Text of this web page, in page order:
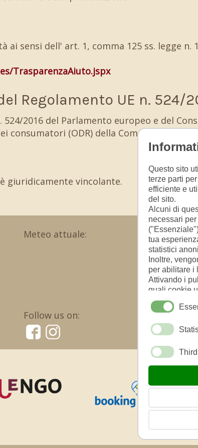
Questo sito
terze parti
efficiente e
del sito.
Alcuni di
necessari
tua
statistici
Inoltre,
per abilitare i
Attivando i
quali cookie
Cliccando su
selezione" o
Il tuo
sensi dell' art. 1, comma 125 ss. legge n.
TrasparenzaAiuto.jspx
Regolamento UE n. 524/
2016 del Parlamento europeo e del
(ODR) della Commissione
giuridicamente vincolante.
Meteo attuale:
Follow us on: